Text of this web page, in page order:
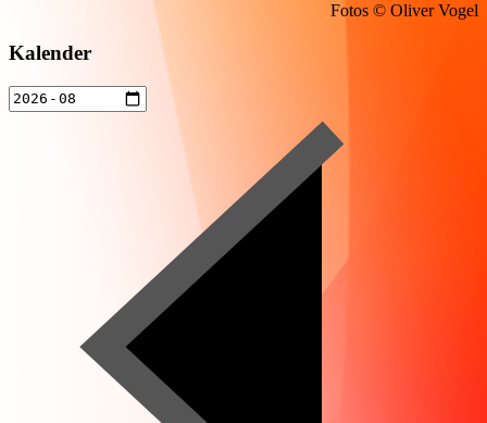
Fotos © Oliver Vogel
Kalender